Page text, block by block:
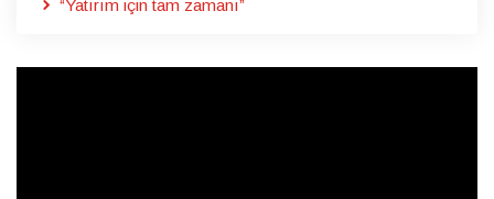
“Yatırım için tam zamanı”